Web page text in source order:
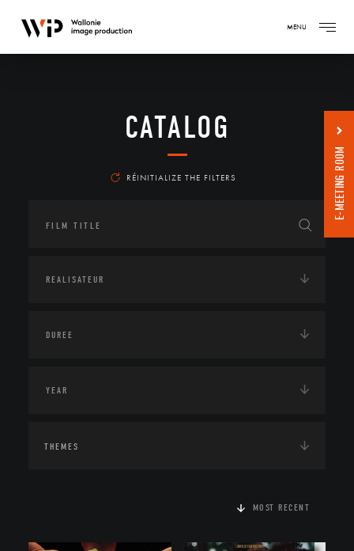
MENU
CATALOG
RÉINITIALIZE THE FILTERS
THEMES
MOST RECENT
E-MEETING ROOM